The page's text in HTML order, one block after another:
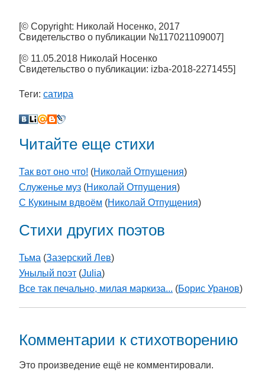
[© Copyright: Николай Носенко, 2017
Свидетельство о публикации №117021109007]
[© 11.05.2018 Николай Носенко
Свидетельство о публикации: izba-2018-2271455]
Теги: сатира
Читайте еще стихи
Так вот оно что! (Николай Отпущения)
Служенье муз (Николай Отпущения)
С Кукиным вдвоём (Николай Отпущения)
Стихи других поэтов
Тьма (Зазерский Лев)
Унылый поэт (Julia)
Все так печально, милая маркиза... (Борис Уранов)
Комментарии к стихотворению
Это произведение ещё не комментировали.